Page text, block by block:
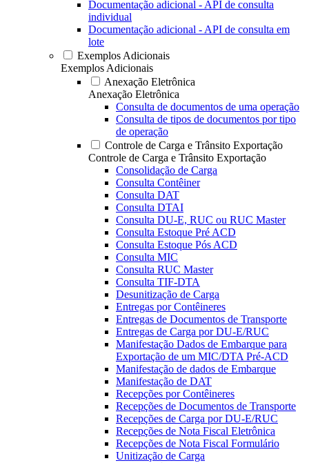
Documentação adicional - API de consulta
individual
Documentação adicional - API de consulta em
lote
Exemplos Adicionais
Exemplos Adicionais
Anexação Eletrônica
Anexação Eletrônica
Consulta de documentos de uma operação
Consulta de tipos de documentos por tipo
de operação
Controle de Carga e Trânsito Exportação
Controle de Carga e Trânsito Exportação
Consolidação de Carga
Consulta Contêiner
Consulta DAT
Consulta DTAI
Consulta DU-E, RUC ou RUC Master
Consulta Estoque Pré ACD
Consulta Estoque Pós ACD
Consulta MIC
Consulta RUC Master
Consulta TIF-DTA
Desunitização de Carga
Entregas por Contêineres
Entregas de Documentos de Transporte
Entregas de Carga por DU-E/RUC
Manifestação Dados de Embarque para
Exportação de um MIC/DTA Pré-ACD
Manifestação de dados de Embarque
Manifestação de DAT
Recepções por Contêineres
Recepções de Documentos de Transporte
Recepções de Carga por DU-E/RUC
Recepções de Nota Fiscal Eletrônica
Recepções de Nota Fiscal Formulário
Unitização de Carga